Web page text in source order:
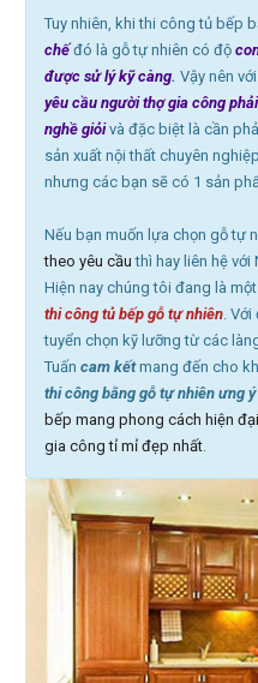
Tuy nhiên, khi thi công tủ bếp
chếđó là gỗ tự nhiên có độ
được sử lý kỹ càng. Vậy nên
yêu cầu người thợ gia công
nghề giỏivà đặc biệt là cần
sản xuất nội thất chuyên
nhưng các bạn sẽ có 1 sản
Nếu bạn muốn lựa chọn gỗ tự
theo yêu cầu thì hay liên hệ với
Hiện nay chúng tôi đang là
thi công tủ bếp gỗ tự nhiên.
tuyển chọn kỹ lưỡng từ các
Tuấn cam kếtmang đến cho
thi công bằng gỗ tự nhiên ưng
bếp mang phong cách hiện đại
gia công tỉ mỉ đẹp nhất.